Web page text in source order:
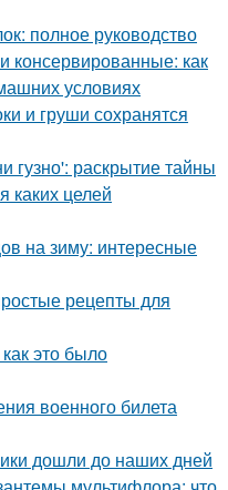
полное руководство
как
условиях
и груши сохранятся
гузно': раскрытие тайны
каких целей
на зиму: интересные
рецепты для
это было
военного билета
дошли до наших дней